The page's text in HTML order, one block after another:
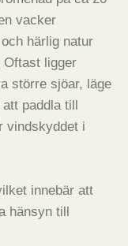
vacker
härlig natur
Oftast ligger
större sjöar, läge
paddla till
vindskyddet i
innebär att
hänsyn till